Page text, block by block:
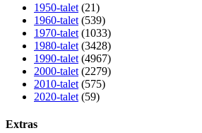
1950-talet (21)
1960-talet (539)
1970-talet (1033)
1980-talet (3428)
1990-talet (4967)
2000-talet (2279)
2010-talet (575)
2020-talet (59)
Extras